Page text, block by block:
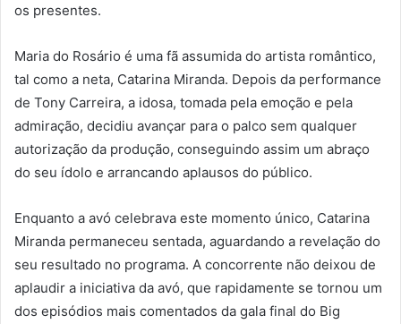
os presentes.
Maria do Rosário é uma fã assumida do artista romântico,
tal como a neta, Catarina Miranda. Depois da performance
de Tony Carreira, a idosa, tomada pela emoção e pela
admiração, decidiu avançar para o palco sem qualquer
autorização da produção, conseguindo assim um abraço
do seu ídolo e arrancando aplausos do público.
Enquanto a avó celebrava este momento único, Catarina
Miranda permaneceu sentada, aguardando a revelação do
seu resultado no programa. A concorrente não deixou de
aplaudir a iniciativa da avó, que rapidamente se tornou um
dos episódios mais comentados da gala final do Big